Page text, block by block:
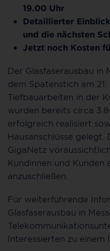
19.00 Uhr
Detaillierter
und die nächsten
Jetzt noch Kosten
Der Glasfaserausbau in
dem Spatenstich am
Tiefbauarbeiten in der
wurden bereits circa
erfolgreich realisiert
Hausanschlüsse
GigaNetz
Kundinnen und
anzuschließen.
Für weiterführende
Glasfaserausbau in
Interessierten zu einem